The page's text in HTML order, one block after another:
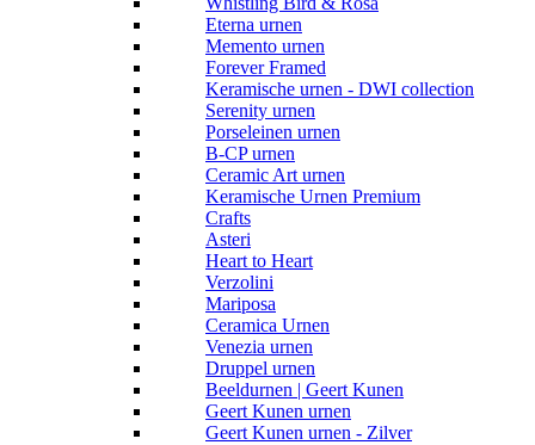
Eterna urnen
Memento urnen
Forever Framed
Keramische urnen - DWI collection
Serenity urnen
Porseleinen urnen
B-CP urnen
Ceramic Art urnen
Keramische Urnen Premium
Crafts
Asteri
Heart to Heart
Verzolini
Mariposa
Ceramica Urnen
Venezia urnen
Druppel urnen
Beeldurnen | Geert Kunen
Geert Kunen urnen
Geert Kunen urnen - Zilver